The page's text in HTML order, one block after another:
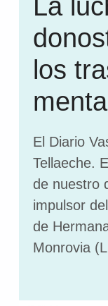
La
los
El Diario
Tellaeche.
de nuestro
impulsor
de
Monrovia